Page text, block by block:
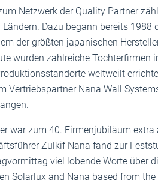
Netzwerk der Quality Partner
Ländern. Dazu begann bereits 1988
der größten japanischen
wurden zahlreiche Tochterfirmen
weltweilt
Vertriebspartner Nana Wall
war zum 40. Firmenjubiläum extra
Zulkif Nana fand zur
viel lobende Worte über
Solarlux and Nana based from